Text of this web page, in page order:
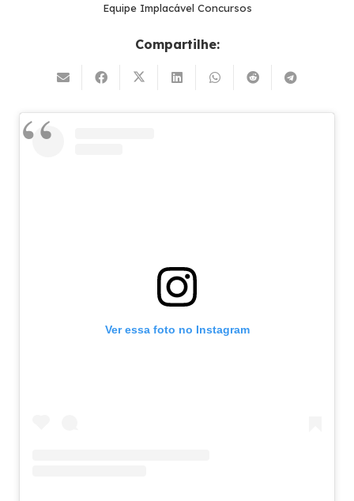
Equipe Implacável Concursos
Compartilhe:
Ver essa foto no Instagram